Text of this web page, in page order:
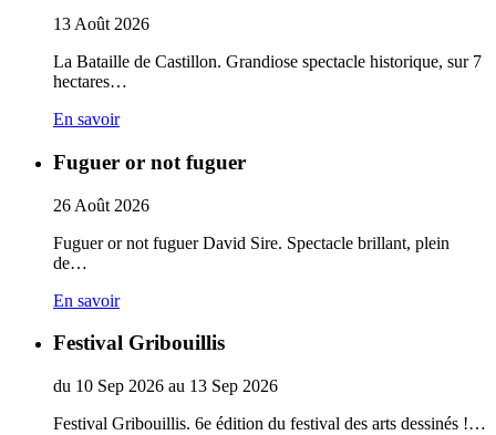
13 Août 2026
La Bataille de Castillon. Grandiose spectacle historique, sur 7
hectares…
En savoir
Fuguer or not fuguer
26 Août 2026
Fuguer or not fuguer David Sire. Spectacle brillant, plein
de…
En savoir
Festival Gribouillis
du 10 Sep 2026 au 13 Sep 2026
Festival Gribouillis. 6e édition du festival des arts dessinés !…